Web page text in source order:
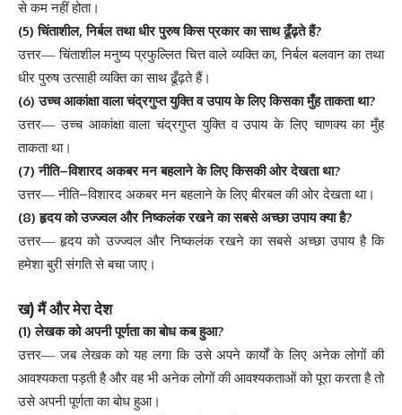
से कम नहीं होता।
(5)चिंताशील,निर्बल तथा धीर पुरुष किस प्रकार का साथ ढूँढ़ते हैं?
उत्तर— चिंताशील मनुष्य प्रफुल्लित चित्त वाले व्यक्ति का,निर्बल बलवान का तथा
धीर पुरुष उत्साही व्यक्ति का साथ ढूँढ़ते हैं।
(6)उच्च आकांक्षा वाला चंद्रगुप्त युक्ति व उपाय के लिए किसका मुँह ताकता था?
उत्तर— उच्च आकांक्षा वाला चंद्रगुप्त युक्ति व उपाय के लिए चाणक्य का मुँह
ताकता था।
(7)नीति–विशारद अकबर मन बहलाने के लिए किसकी ओर देखता था?
उत्तर— नीति–विशारद अकबर मन बहलाने के लिए बीरबल की ओर देखता था।
(8)हृदय को उज्ज्वल और निष्कलंक रखने का सबसे अच्छा उपाय क्या है?
उत्तर— हृदय को उज्ज्वल और निष्कलंक रखने का सबसे अच्छा उपाय है कि
हमेशा बुरी संगति से बचा जाए ।
ख)मैं और मेरा देश
(1)लेखक को अपनी पूर्णता का बोध कब हुआ?
उत्तर— जब लेखक को यह लगा कि उसे अपने कार्यों के लिए अनेक लोगों की
आवश्यकता पड़ती है और वह भी अनेक लोगों की आवश्यकताओं को पूरा करता है तो
उसे अपनी पूर्णता का बोध हुआ।